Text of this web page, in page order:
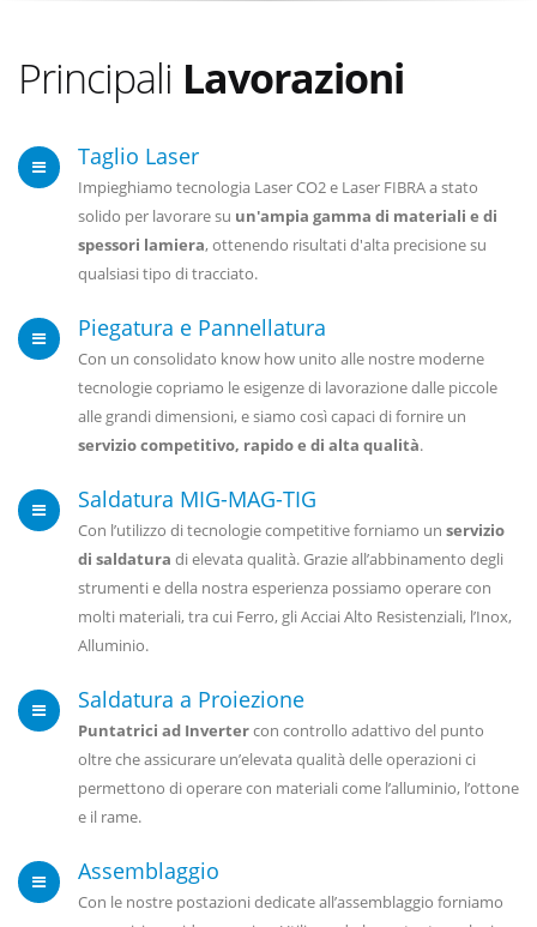
Principali Lavorazioni
Taglio Laser
Impieghiamo tecnologia Laser CO2 e Laser FIBRA a stato
solido per lavorare su un'ampia gamma di materiali e di
spessori lamiera, ottenendo risultati d'alta precisione su
qualsiasi tipo di tracciato.
Piegatura e Pannellatura
Con un consolidato know how unito alle nostre moderne
tecnologie copriamo le esigenze di lavorazione dalle piccole
alle grandi dimensioni, e siamo così capaci di fornire un
servizio competitivo, rapido e di alta qualità.
Saldatura MIG-MAG-TIG
Con l’utilizzo di tecnologie competitive forniamo un servizio
di saldatura di elevata qualità. Grazie all’abbinamento degli
strumenti e della nostra esperienza possiamo operare con
molti materiali, tra cui Ferro, gli Acciai Alto Resistenziali, l’Inox,
Alluminio.
Saldatura a Proiezione
Puntatrici ad Invertercon controllo adattivo del punto
oltre che assicurare un’elevata qualità delle operazioni ci
permettono di operare con materiali come l’alluminio, l’ottone
e il rame.
Assemblaggio
Con le nostre postazioni dedicate all’assemblaggio forniamo